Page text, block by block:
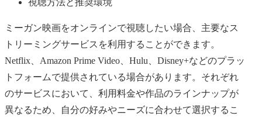
ミーガン映画をオンラインで視聴したい場合、主要なス
トリーミングサービスを利用することができます。
Netflix、Amazon Prime Video、Hulu、Disney+などのプラッ
トフォームで提供されている場合があります。それぞれ
のサービスにおいて、利用料金や作品のラインナップが
異なるため、自分の好みやニーズに合わせて選択するこ